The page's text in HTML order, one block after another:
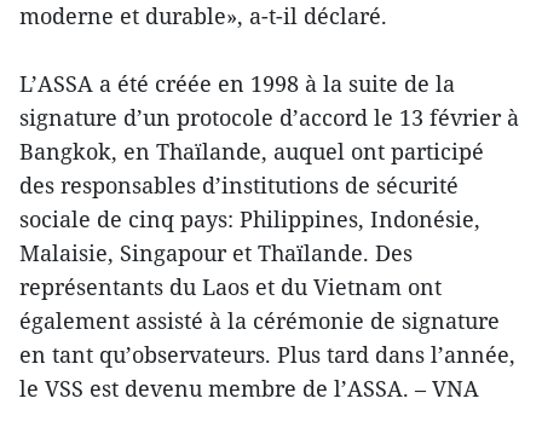
moderne et durable», a-t-il déclaré.
L’ASSA a été créée en 1998 à la suite de la
signature d’un protocole d’accord le 13 février à
Bangkok, en Thaïlande, auquel ont participé
des responsables d’institutions de sécurité
sociale de cinq pays: Philippines, Indonésie,
Malaisie, Singapour et Thaïlande. Des
représentants du Laos et du Vietnam ont
également assisté à la cérémonie de signature
en tant qu’observateurs. Plus tard dans l’année,
le VSS est devenu membre de l’ASSA. – VNA